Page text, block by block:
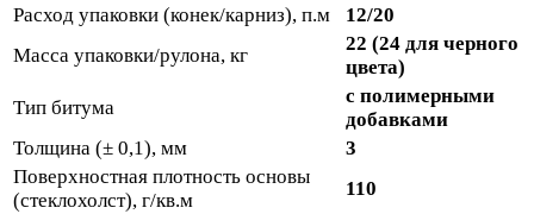
Расход упаковки (конек/карниз), п.м
12/20
Масса упаковки/рулона, кг
22 (24 для черного
цвета)
Тип битума
с полимерными
добавками
Толщина (± 0,1), мм
3
Поверхностная плотность основы
(стеклохолст), г/кв.м
110